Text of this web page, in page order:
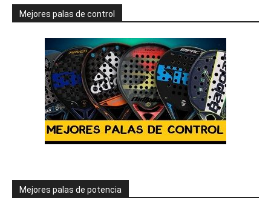
Mejores palas de control
Mejores palas de potencia